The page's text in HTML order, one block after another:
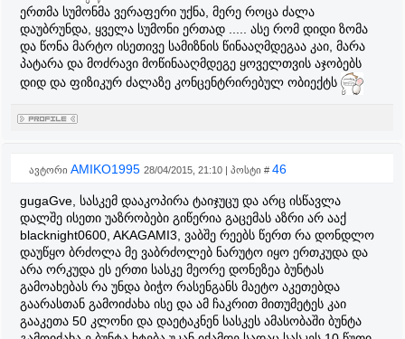
ერთმა სუმონმა ვერაფერი უქნა, მერე როცა ძალა
დაუბრუნდა, ყველა სუმონი ერთად ..... ასე რომ დიდი ზომა
და წონა მარტო ისეთივე სამიზნის წინააღმდეგაა კაი, მარა
პატარა და მოძრავი მოწინააღმდეგე ყოველთვის აჯობებს
დიდ და ფიზიკურ ძალაზე კონცენტრირებულ ობიექტს
ავტორი AMIKO1995 28/04/2015, 21:10 | პოსტი # 46
gugaGve, სასკემ დააკოპირა ტაიჯუცუ და არც ისწავლა
დალშე ისეთი უაზრობები გიწერია გაცემას აზრი არ ააქ
blacknight0600, AKAGAMI3, ვაბშე რეებს წერთ რა დონდლო
დაუწყო ბრძოლა მე ვაბრძოლებ ნარუტო იყო ერთკუდა და
არა ორკუდა ეს ერთი სასკე მეორე დონეზეა ბუნტას
გამოახებას რა უნდა ბიჭო რასენგანს მაეტო აკეთებდა
გაარასთან გამოიძახა ისე და ამ ჩაკრით მითუმეტეს კაი
გააკეთა 50 კლონი და დაეტაკნენ სასკეს ამასობაში ბუნტა